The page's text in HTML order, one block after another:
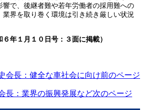
響で、後継者難や若年労働者の採用難への
界を取り巻く環境は引き続き厳しい状況
年１月１０日号：３面に掲載）
会長：健全な車社会に向け前のページ
長：業界の振興発展など次のページ